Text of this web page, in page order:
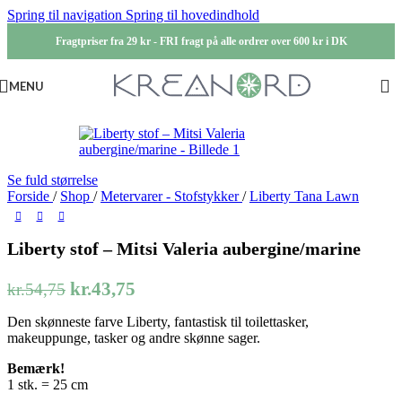
Spring til navigation Spring til hovedindhold
Fragtpriser fra 29 kr - FRI fragt på alle ordrer over 600 kr i DK
MENU
Se fuld størrelse
Forside / Shop / Metervarer - Stofstykker/ Liberty Tana Lawn
Liberty stof – Mitsi Valeria aubergine/marine
kr.54,75 Den
pris
var:
kr.43,75
pris
er:
Den skønneste farve Liberty, fantastisk til toilettasker,
makeuppunge, tasker og andre skønne sager.
Bemærk!
1 stk. = 25 cm